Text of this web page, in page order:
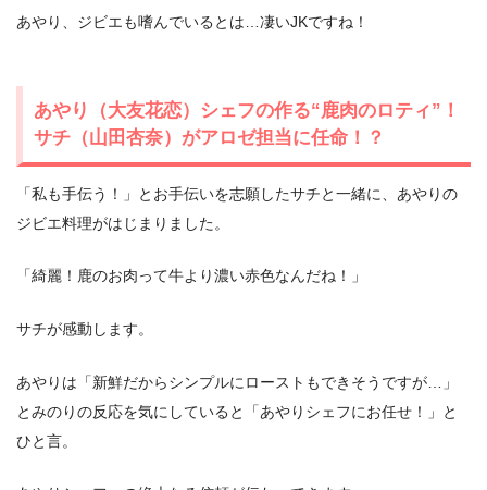
あやり、ジビエも嗜んでいるとは…凄いJKですね！
あやり（大友花恋）シェフの作る“鹿肉のロティ”！
サチ（山田杏奈）がアロゼ担当に任命！？
「私も手伝う！」とお手伝いを志願したサチと一緒に、あやりの
ジビエ料理がはじまりました。
「綺麗！鹿のお肉って牛より濃い赤色なんだね！」
サチが感動します。
あやりは「新鮮だからシンプルにローストもできそうですが…」
とみのりの反応を気にしていると「あやりシェフにお任せ！」と
ひと言。